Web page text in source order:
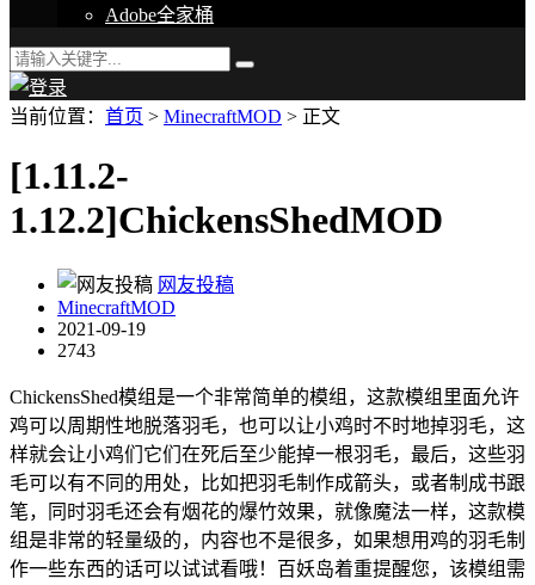
Adobe全家桶
当前位置： 首页 > MinecraftMOD > 正文
[1.11.2-
1.12.2]ChickensShedMOD
网友投稿
MinecraftMOD
2021-09-19
2743
ChickensShed模组是一个非常简单的模组，这款模组里面允许
鸡可以周期性地脱落羽毛，也可以让小鸡时不时地掉羽毛，这
样就会让小鸡们它们在死后至少能掉一根羽毛，最后，这些羽
毛可以有不同的用处，比如把羽毛制作成箭头，或者制成书跟
笔，同时羽毛还会有烟花的爆竹效果，就像魔法一样，这款模
组是非常的轻量级的，内容也不是很多，如果想用鸡的羽毛制
作一些东西的话可以试试看哦！百妖岛着重提醒您，该模组需